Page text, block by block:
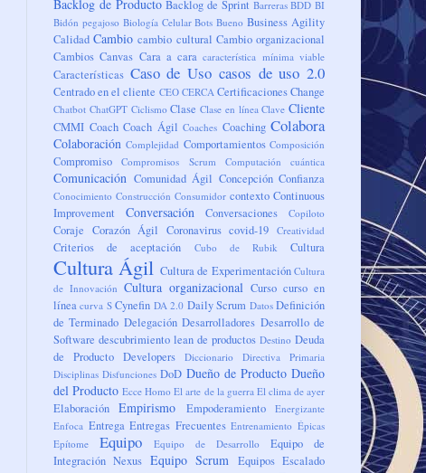
Backlog de Producto Backlog de Sprint Barreras BDD BI
Bidón pegajoso Biología Celular Bots Bueno Business Agility
Calidad Cambio cambio cultural Cambio organizacional
Cambios Canvas Cara a cara característica mínima viable
Características Caso de Uso casos de uso 2.0
Centrado en el cliente CEO CERCA CertificacionesChange
Chatbot ChatGPT Ciclismo Clase Clase en línea Clave Cliente
CMMI Coach Coach Ágil Coaches Coaching Colabora
Colaboración Complejidad Comportamientos Composición
Compromiso Compromisos Scrum Computación cuántica
Comunicación Comunidad Ágil Concepción Confianza
Conocimiento Construcción Consumidor contexto Continuous
Improvement
Conversación Conversaciones Copiloto
Coraje Corazón Ágil Coronavirus covid-19 Creatividad
Criterios de aceptación Cubo de Rubik Cultura
Cultura Ágil Cultura de Experimentación Cultura
de Innovación Cultura organizacional Curso curso en
línea curva S Cynefin DA 2.0 Daily Scrum Datos Definición
de Terminado Delegación Desarrolladores Desarrollo de
Software descubrimiento lean de productos Destino Deuda
de Producto Developers Diccionario
Directiva Primaria
Disciplinas Disfunciones DoD Dueño de Producto Dueño
del Producto Ecce Homo El arte de la guerra El clima de ayer
Elaboración Empirismo Empoderamiento
Energizante
Enfoca Entrega Entregas Frecuentes Entrenamiento Épicas
Epítome
Equipo Equipo de Desarrollo
Equipo de
Integración Nexus Equipo Scrum Equipos Escalado